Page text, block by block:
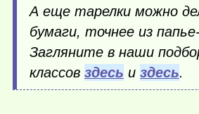
А еще тарелки можно
бумаги, точнее из
Загляните в наши
классов здесь и здесь.